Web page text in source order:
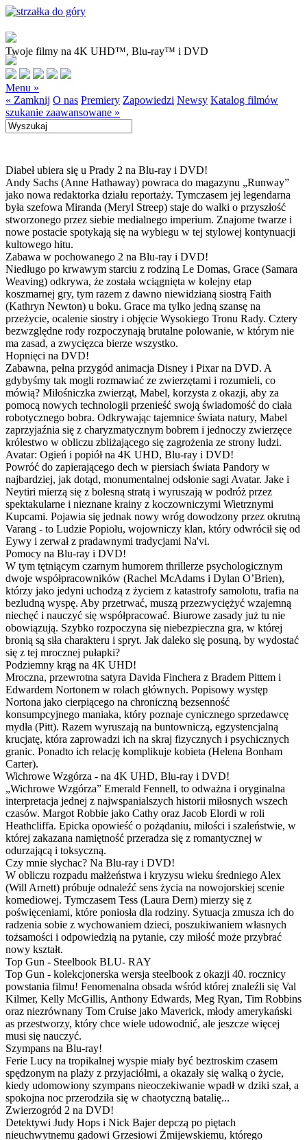
Twoje filmy na 4K UHD™, Blu-ray™ i DVD
Menu »
« Zamknij O nas Premiery Zapowiedzi Newsy Katalog filmów
szukanie zaawansowane »
Diabeł ubiera się u Prady 2 na Blu-ray i DVD!
Andy Sachs (Anne Hathaway) powraca do magazynu „Runway”
jako nowa redaktorka działu reportaży. Tymczasem jej legendarna
była szefowa Miranda (Meryl Streep) staje do walki o przyszłość
stworzonego przez siebie medialnego imperium. Znajome twarze i
nowe postacie spotykają się na wybiegu w tej stylowej kontynuacji
kultowego hitu.
Zabawa w pochowanego 2 na Blu-ray i DVD!
Niedługo po krwawym starciu z rodziną Le Domas, Grace (Samara
Weaving) odkrywa, że została wciągnięta w kolejny etap
koszmarnej gry, tym razem z dawno niewidzianą siostrą Faith
(Kathryn Newton) u boku. Grace ma tylko jedną szansę na
przeżycie, ocalenie siostry i objęcie Wysokiego Tronu Rady. Cztery
bezwzględne rody rozpoczynają brutalne polowanie, w którym nie
ma zasad, a zwycięzca bierze wszystko.
Hopnięci na DVD!
Zabawna, pełna przygód animacja Disney i Pixar na DVD. A
gdybyśmy tak mogli rozmawiać ze zwierzętami i rozumieli, co
mówią? Miłośniczka zwierząt, Mabel, korzysta z okazji, aby za
pomocą nowych technologii przenieść swoją świadomość do ciała
robotycznego bobra. Odkrywając tajemnice świata natury, Mabel
zaprzyjaźnia się z charyzmatycznym bobrem i jednoczy zwierzęce
królestwo w obliczu zbliżającego się zagrożenia ze strony ludzi.
Avatar: Ogień i popiół na 4K UHD, Blu-ray i DVD!
Powróć do zapierającego dech w piersiach świata Pandory w
najbardziej, jak dotąd, monumentalnej odsłonie sagi Avatar. Jake i
Neytiri mierzą się z bolesną stratą i wyruszają w podróż przez
spektakularne i nieznane krainy z koczowniczymi Wietrznymi
Kupcami. Pojawia się jednak nowy wróg dowodzony przez okrutną
Varang - to Ludzie Popiołu, wojowniczy klan, który odwrócił się od
Eywy i zerwał z pradawnymi tradycjami Na'vi.
Pomocy na Blu-ray i DVD!
W tym tętniącym czarnym humorem thrillerze psychologicznym
dwoje współpracowników (Rachel McAdams i Dylan O’Brien),
którzy jako jedyni uchodzą z życiem z katastrofy samolotu, trafia na
bezludną wyspę. Aby przetrwać, muszą przezwyciężyć wzajemną
niechęć i nauczyć się współpracować. Biurowe zasady już tu nie
obowiązują. Szybko rozpoczyna się niebezpieczna gra, w której
bronią są siła charakteru i spryt. Jak daleko się posuną, by wydostać
się z tej mrocznej pułapki?
Podziemny krąg na 4K UHD!
Mroczna, przewrotna satyra Davida Finchera z Bradem Pittem i
Edwardem Nortonem w rolach głównych. Popisowy występ
Nortona jako cierpiącego na chroniczną bezsenność
konsumpcyjnego maniaka, który poznaje cynicznego sprzedawcę
mydła (Pitt). Razem wyruszają na buntowniczą, egzystencjalną
krucjatę, która zaprowadzi ich na skraj fizycznych i psychicznych
granic. Ponadto ich relację komplikuje kobieta (Helena Bonham
Carter).
Wichrowe Wzgórza - na 4K UHD, Blu-ray i DVD!
„Wichrowe Wzgórza” Emerald Fennell, to odważna i oryginalna
interpretacja jednej z najwspanialszych historii miłosnych wszech
czasów. Margot Robbie jako Cathy oraz Jacob Elordi w roli
Heathcliffa. Epicka opowieść o pożądaniu, miłości i szaleństwie, w
której zakazana namiętność przeradza się z romantycznej w
odurzającą i toksyczną.
Czy mnie słychac? Na Blu-ray i DVD!
W obliczu rozpadu małżeństwa i kryzysu wieku średniego Alex
(Will Arnett) próbuje odnaleźć sens życia na nowojorskiej scenie
komediowej. Tymczasem Tess (Laura Dern) mierzy się z
poświęceniami, które poniosła dla rodziny. Sytuacja zmusza ich do
radzenia sobie z wychowaniem dzieci, poszukiwaniem własnych
tożsamości i odpowiedzią na pytanie, czy miłość może przybrać
nowy kształt.
Top Gun - Steelbook BLU- RAY
Top Gun - kolekcjonerska wersja steelbook z okazji 40. rocznicy
powstania filmu! Fenomenalna obsada wśród której znaleźli się Val
Kilmer, Kelly McGillis, Anthony Edwards, Meg Ryan, Tim Robbins
oraz niezrównany Tom Cruise jako Maverick, młody amerykański
as przestworzy, który chce wiele udowodnić, ale jeszcze więcej
musi się nauczyć.
Szympans na Blu-ray!
Ferie Lucy na tropikalnej wyspie miały być beztroskim czasem
spędzonym na plaży z przyjaciółmi, a okazały się walką o życie,
kiedy udomowiony szympans nieoczekiwanie wpadł w dziki szał, a
spokojna noc przerodziła się w chaotyczną batalię...
Zwierzogród 2 na DVD!
Detektywi Judy Hops i Nick Bajer depczą po piętach
nieuchwytnemu gadowi Grzesiowi Żmijewskiemu, którego